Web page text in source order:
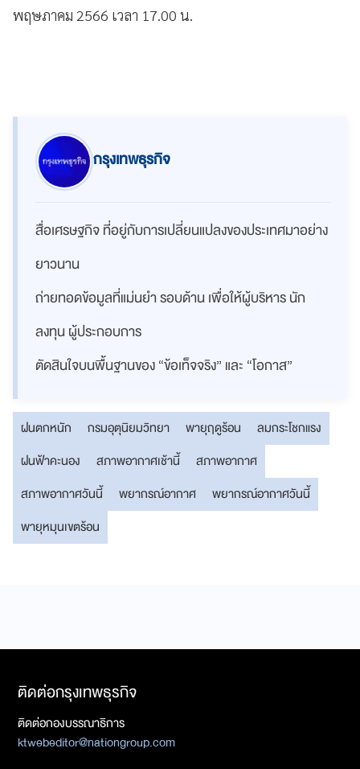
พฤษภาคม 2566 เวลา 17.00 น.
กรุงเทพธุรกิจ
สื่อเศรษฐกิจ ที่อยู่กับการเปลี่ยนแปลงของประเทศมาอย่าง
ยาวนาน
ถ่ายทอดข้อมูลที่แม่นยำ รอบด้าน เพื่อให้ผู้บริหาร นัก
ลงทุน ผู้ประกอบการ
ตัดสินใจบนพื้นฐานของ “ข้อเท็จจริง” และ “โอกาส”
ฝนตกหนัก กรมอุตุนิยมวิทยา พายุฤดูร้อน
ลมกระโชกแรง
ฝนฟ้าคะนอง
สภาพอากาศเช้านี้
สภาพอากาศ
สภาพอากาศวันนี้
พยากรณ์อากาศ
พยากรณ์อากาศวันนี้
พายุหมุนเขตร้อน
ติดต่อกรุงเทพธุรกิจ
ติดต่อกองบรรณาธิการ
ktwebeditor@nationgroup.com